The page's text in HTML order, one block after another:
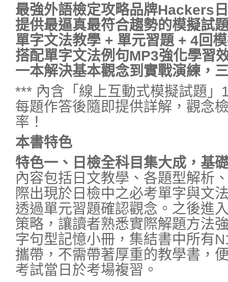
最強外語檢定攻略品牌Hackers
提供最逼真最符合趨勢的模擬試
單字文法教學 + 單元習題 + 4回
搭配單字文法例句MP3強化學習
一本解決基本觀念到實戰演練，
*** 內含「線上互動式模擬試題」
每題作答後隨即提供詳解，觀念
率！
本書特色
特色一、日檢全科目集大成，基
內容包括日文教學、各題型解析
際出現於日檢中之必考單字與文
透過單元習題確認觀念。之後進
策略，讓讀者熟悉實際解題方法
字句型記憶小冊，集結書中所有
攜帶，不需帶著厚重的教學書，
考試當日於考場複習。